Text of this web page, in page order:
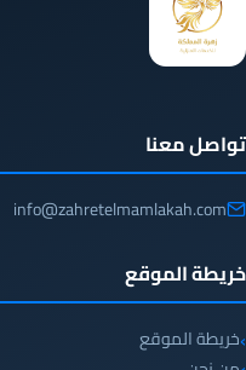
تواصل معنا
info@zahretelmamlakah.com
خريطة الموقع
خريطة الموقع